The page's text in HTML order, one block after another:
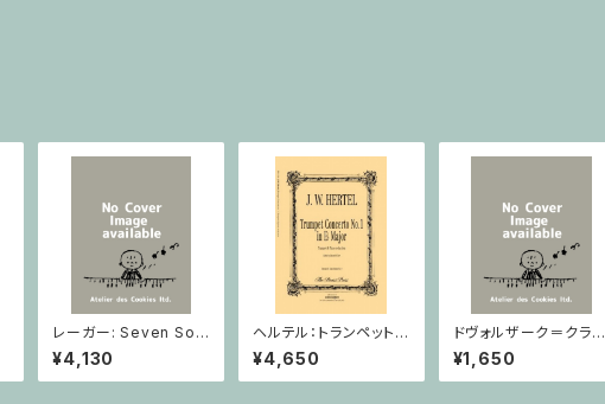
レーガー: Seven Son
atas op. 91 Heft 2 /
ヴァイオリン
¥4,130
ヘルテル：トランペット協
奏曲第1番 変ホ長調/
トランペット・ピアノ
¥4,650
ドヴォルザーク＝クライ
スラー：スラヴ幻想曲 ロ
短調 from Op.55-4,
Op.75 / ヴァイオリン
¥1,650